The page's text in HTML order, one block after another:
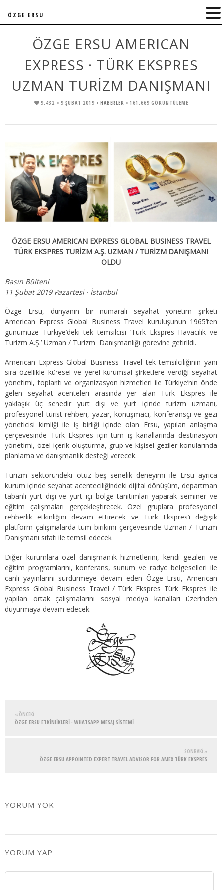
ÖZGE ERSU AMERICAN
EXPRESS · TÜRK EKSPRES
UZMAN TURİZM DANIŞMANI
9.432 • 9 ŞUBAT 2019 • HABERLER • 161.669 GÖRÜNTÜLEME
ÖZGE ERSU AMERICAN EXPRESS GLOBAL BUSINESS TRAVEL
TÜRK EKSPRES TURİZM A.Ş. UZMAN / TURİZM DANIŞMANI
OLDU
Basın Bülteni
11 Şubat 2019 Pazartesi · İstanbul
Özge Ersu, dünyanın bir numaralı seyahat yönetim şirketi
American Express Global Business Travel kuruluşunun 1965’ten
günümüze Türkiye’deki tek temsilcisi ‘Türk Ekspres Havacılık ve
Turizm A.Ş.’ Uzman / Turizm Danışmanlığı görevine getirildi.
American Express Global Business Travel tek temsilciliğinin yanı
sıra özellikle küresel ve yerel kurumsal şirketlere verdiği seyahat
yönetimi, toplantı ve organizasyon hizmetleri ile Türkiye’nin önde
gelen seyahat acenteleri arasında yer alan Türk Ekspres ile
yaklaşık üç senedir yurt dışı ve yurt içinde turizm uzmanı,
profesyonel turist rehberi, yazar, konuşmacı, konferansçı ve gezi
yöneticisi kimliği ile iş birliği içinde olan Ersu, yapılan anlaşma
çerçevesinde Türk Ekspres için tüm iş kanallarında destinasyon
yönetimi, özel içerik oluşturma, grup ve kişisel geziler konularında
planlama ve danışmanlık desteği verecek.
Turizm sektöründeki otuz beş senelik deneyimi ile Ersu ayrıca
kurum içinde seyahat acenteciliğindeki dijital dönüşüm, departman
tabanlı yurt dışı ve yurt içi bölge tanıtımları yaparak seminer ve
eğitim çalışmaları gerçekleştirecek. Özel gruplara profesyonel
rehberlik etkinliğini devam ettirecek ve Türk Ekspres’i değişik
platform çalışmalarda tüm birikimi çerçevesinde Uzman / Turizm
Danışmanı sıfatı ile temsil edecek.
Diğer kurumlara özel danışmanlık hizmetlerini, kendi gezileri ve
eğitim programlarını, konferans, sunum ve radyo belgeselleri ile
canlı yayınlarını sürdürmeye devam eden Özge Ersu, American
Express Global Business Travel / Türk Ekspres Türk Ekspres ile
yapılan ortak çalışmalarını sosyal medya kanalları üzerinden
duyurmaya devam edecek.
« ÖNCEKI
ÖZGE ERSU ETKİNLİKLERİ · WHATSAPP MESAJ SİSTEMİ
SONRAKI »
ÖZGE ERSU APPOINTED EXPERT TRAVEL ADVISOR FOR AMEX TÜRK EKSPRES
YORUM YOK
YORUM YAP
ÖZGE ERSU